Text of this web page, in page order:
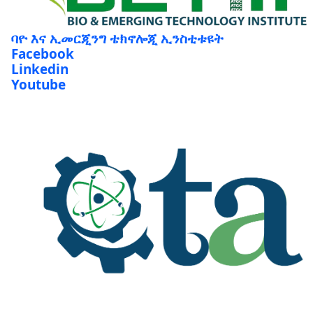
ባዮ እና ኢመርጂንግ ቴክኖሎጂ ኢንስቲቱዩት
Facebook
Linkedin
Youtube